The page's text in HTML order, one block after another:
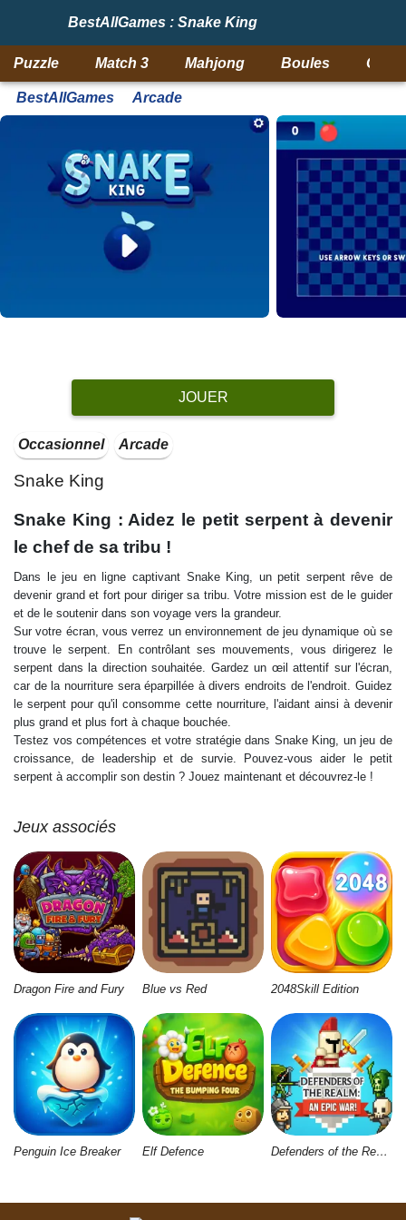
BestAllGames : Snake King
Puzzle Match 3 Mahjong Boules
BestAllGames Arcade
JOUER
Occasionnel Arcade
Snake King
Snake King : Aidez le petit serpent à devenir
le chef de sa tribu !
Dans le jeu en ligne captivant Snake King, un petit serpent rêve de
devenir grand et fort pour diriger sa tribu. Votre mission est de le guider
et de le soutenir dans son voyage vers la grandeur.
Sur votre écran, vous verrez un environnement de jeu dynamique où se
trouve le serpent. En contrôlant ses mouvements, vous dirigerez le
serpent dans la direction souhaitée. Gardez un œil attentif sur l'écran,
car de la nourriture sera éparpillée à divers endroits de l'endroit. Guidez
le serpent pour qu'il consomme cette nourriture, l'aidant ainsi à devenir
plus grand et plus fort à chaque bouchée.
Testez vos compétences et votre stratégie dans Snake King, un jeu de
croissance, de leadership et de survie. Pouvez-vous aider le petit
serpent à accomplir son destin ? Jouez maintenant et découvrez-le !
Jeux associés
Dragon Fire and Fury Blue vs Red 2048Skill Edition
Penguin Ice Breaker Elf Defence Defenders of the Realm: An Epic War